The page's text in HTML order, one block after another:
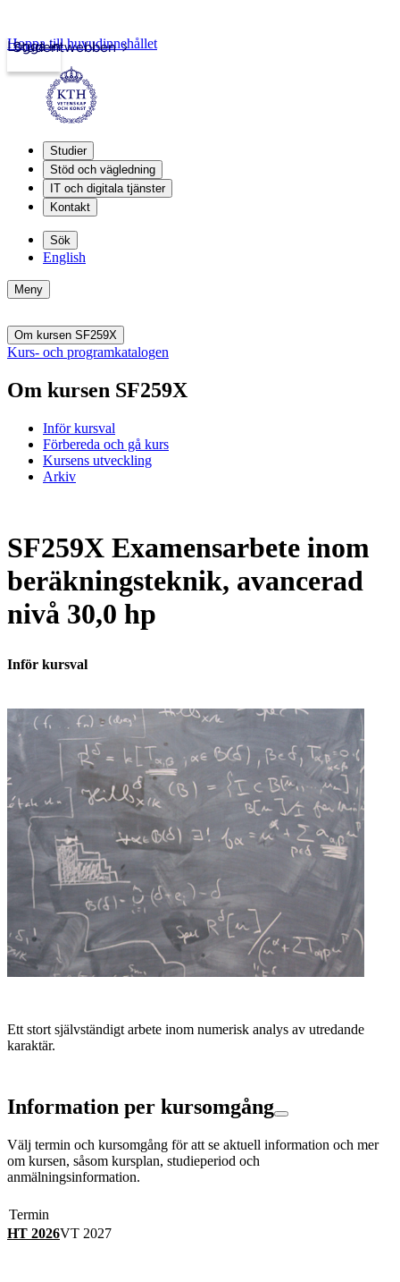
Studentwebben
Logga in
Hoppa till huvudinnehållet
Studier
Stöd och vägledning
IT och digitala tjänster
Kontakt
Sök
English
Meny
Om kursen SF259X
Kurs- och programkatalogen
Om kursen SF259X
Inför kursval
Förbereda och gå kurs
Kursens utveckling
Arkiv
SF259X Examensarbete inom
beräkningsteknik, avancerad
nivå 30,0 hp
Inför kursval
Ett stort självständigt arbete inom numerisk analys av utredande
karaktär.
Information per kursomgång
Välj termin och kursomgång för att se aktuell information och mer
om kursen, såsom kursplan, studieperiod och
anmälningsinformation.
Termin
HT 2026VT 2027